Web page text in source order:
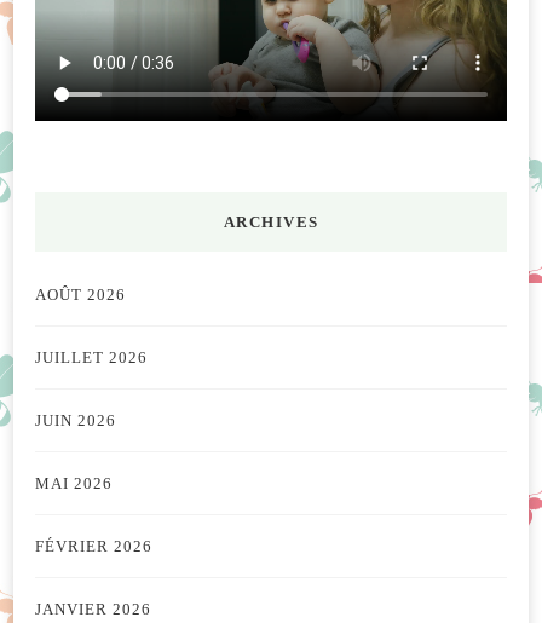
ARCHIVES
AOÛT 2026
JUILLET 2026
JUIN 2026
MAI 2026
FÉVRIER 2026
JANVIER 2026